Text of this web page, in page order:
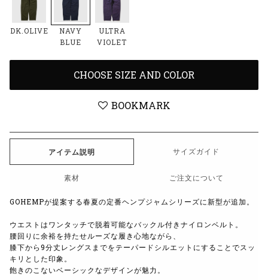
DK.OLIVE
NAVY
BLUE
ULTRA
VIOLET
CHOOSE SIZE AND COLOR
BOOKMARK
アイテム説明 サイズガイド
素材 ご注文について
GOHEMPが提案する春夏の定番ヘンプジャムシリーズに新型が追加。
ウエストはワンタッチで脱着可能なバックル付きナイロンベルト。
腰回りに余裕を持たせルーズな履き心地ながら、
膝下から9分丈レングスまでをテーパードシルエットにすることでスッ
キリとした印象。
飽きのこないベーシックなデザインが魅力。